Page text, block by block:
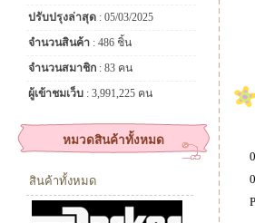
ปรับปรุงล่าสุด : 05/03/2025
จำนวนสินค้า : 486 ชิ้น
จำนวนสมาชิก : 83 คน
ผู้เข้าชมเว็บ : 3,991,225 คน
หมวดสินค้าทั้งหมด
สินค้าทั้งหมด